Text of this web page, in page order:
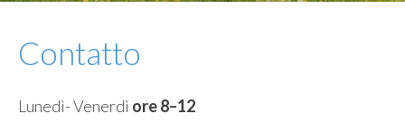
Contatto
Lunedì- Venerdì ore 8–12